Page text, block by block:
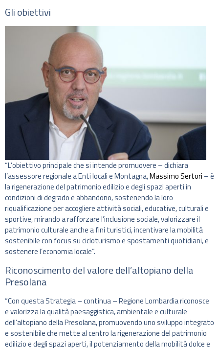
Gli obiettivi
“L’obiettivo principale che si intende promuovere – dichiara
l’assessore regionale a Enti locali e Montagna,Massimo Sertori – è
la rigenerazione del patrimonio edilizio e degli spazi aperti in
condizioni di degrado e abbandono, sostenendo la loro
riqualificazione per accogliere attività sociali, educative, culturali e
sportive, mirando a rafforzare l’inclusione sociale, valorizzare il
patrimonio culturale anche a fini turistici, incentivare la mobilità
sostenibile con focus su cicloturismo e spostamenti quotidiani, e
sostenere l’economia locale”.
Riconoscimento del valore dell’altopiano della
Presolana
“Con questa Strategia – continua – Regione Lombardia riconosce
e valorizza la qualità paesaggistica, ambientale e culturale
dell’altopiano della Presolana, promuovendo uno sviluppo integrato
e sostenibile che mette al centro la rigenerazione del patrimonio
edilizio e degli spazi aperti, il potenziamento della mobilità dolce e